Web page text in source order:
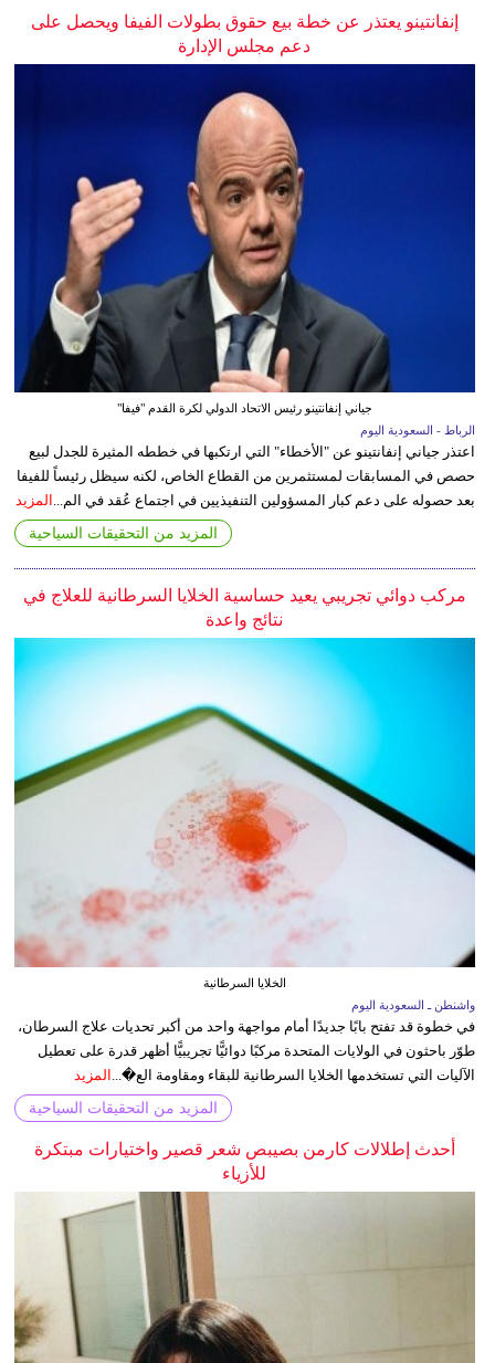
إنفانتينو يعتذر عن خطة بيع حقوق بطولات الفيفا ويحصل على
دعم مجلس الإدارة
جياني إنفانتينو رئيس الاتحاد الدولي لكرة القدم "فيفا"
الرباط - السعودية اليوم
اعتذر جياني إنفانتينو عن "الأخطاء" التي ارتكبها في خططه المثيرة للجدل لبيع
حصص في المسابقات لمستثمرين من القطاع الخاص، لكنه سيظل رئيساً للفيفا
بعد حصوله على دعم كبار المسؤولين التنفيذيين في اجتماع عُقد في الم... المزيد
المزيد من التحقيقات السياحية
مركب دوائي تجريبي يعيد حساسية الخلايا السرطانية للعلاج في
نتائج واعدة
الخلايا السرطانية
واشنطن ـ السعودية اليوم
في خطوة قد تفتح بابًا جديدًا أمام مواجهة واحد من أكبر تحديات علاج السرطان،
طوّر باحثون في الولايات المتحدة مركبًا دوائيًّا تجريبيًّا أظهر قدرة على تعطيل
الآليات التي تستخدمها الخلايا السرطانية للبقاء ومقاومة الع�... المزيد
المزيد من التحقيقات السياحية
أحدث إطلالات كارمن بصيبص شعر قصير واختيارات مبتكرة
للأزياء